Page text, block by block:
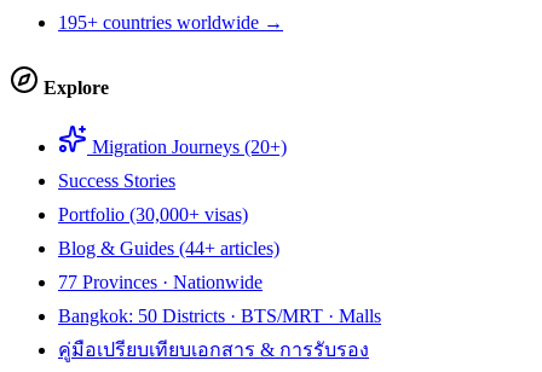
195+ countries worldwide →
Explore
Migration Journeys (20+)
Success Stories
Portfolio (30,000+ visas)
Blog & Guides (44+ articles)
77 Provinces · Nationwide
Bangkok: 50 Districts · BTS/MRT · Malls
คู่มือเปรียบเทียบเอกสาร & การรับรอง